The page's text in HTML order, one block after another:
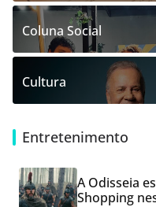
Coluna Social
Cultura
Entretenimento
A Odisseia
Shopping